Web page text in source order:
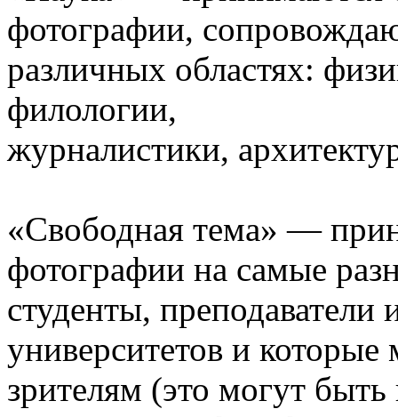
фотографии,
различных областях:
филологии,
журналистики,
«Свободная тема» —
фотографии на самые
студенты, преподаватели
университетов и
зрителям (это могут